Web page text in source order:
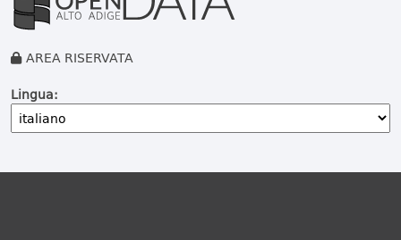
AREA RISERVATA
Lingua